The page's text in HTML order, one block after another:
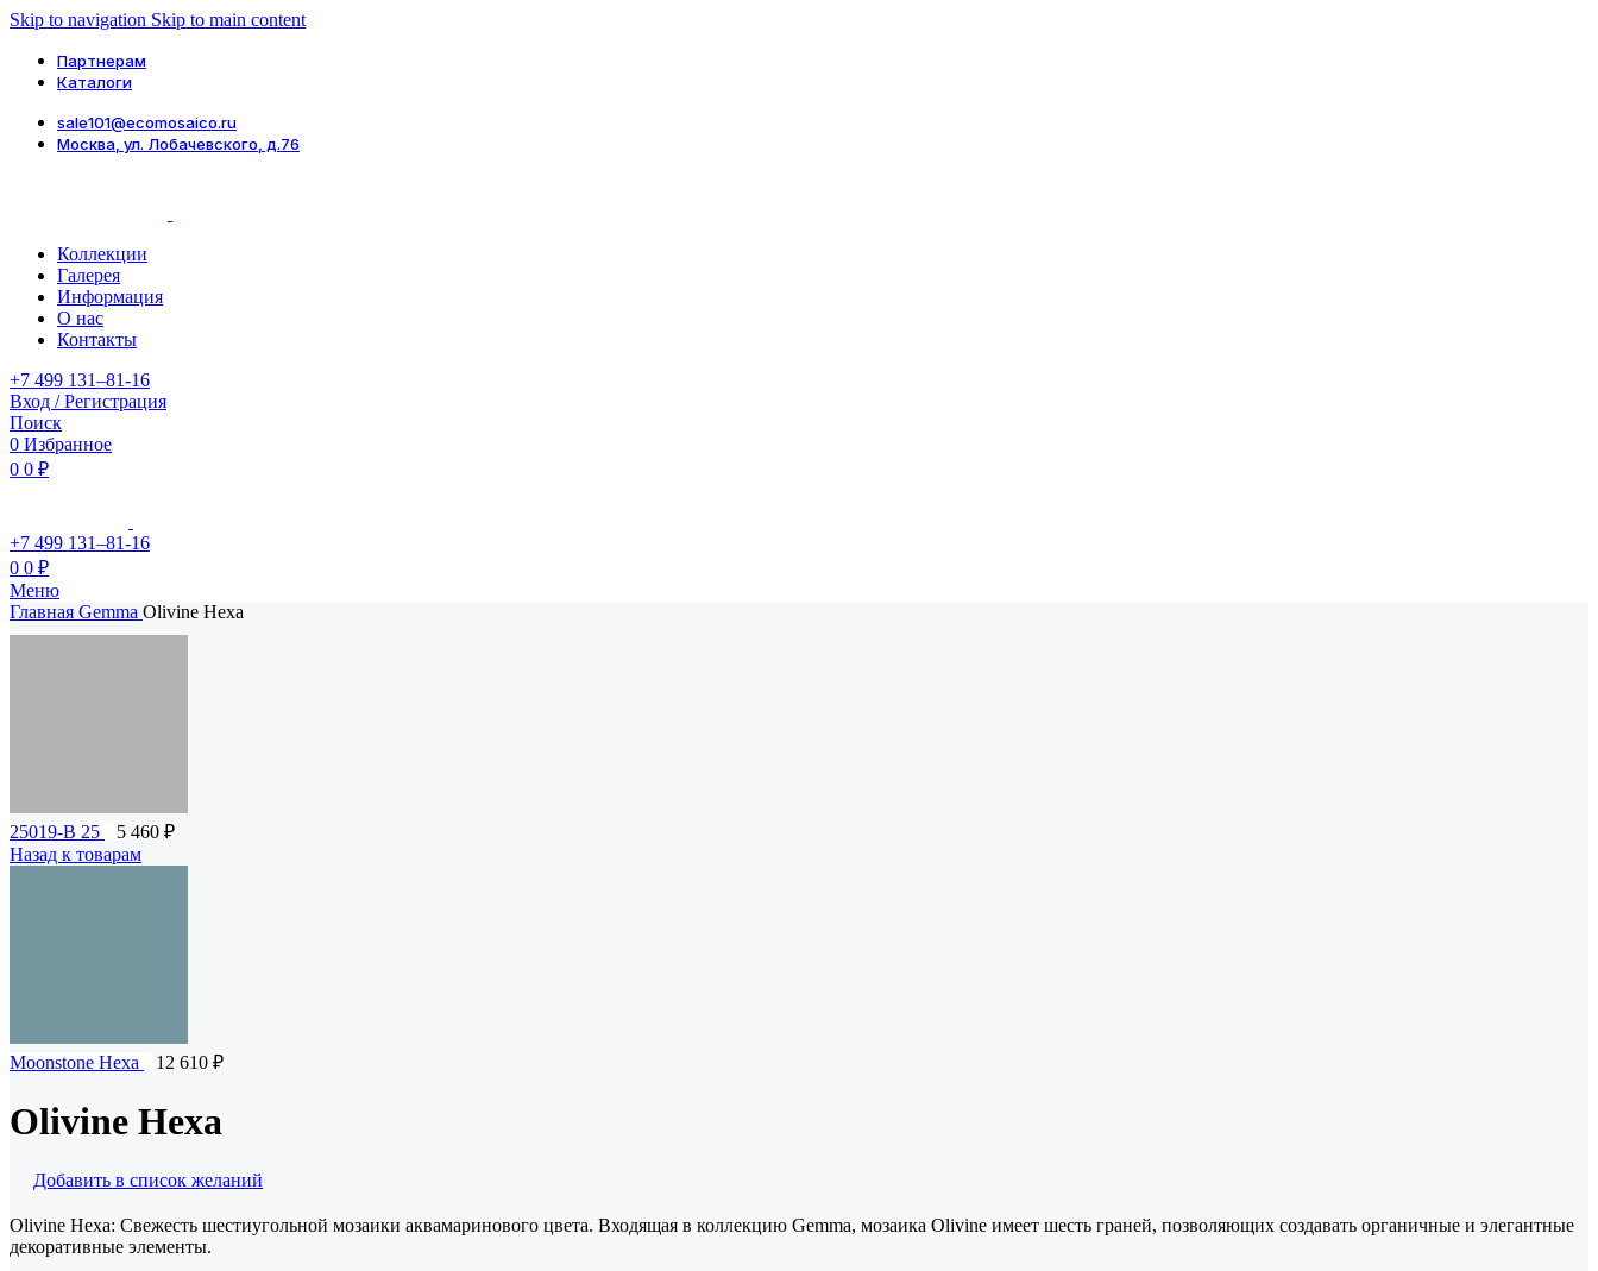
Skip to navigation Skip to main content
Партнерам
Каталоги
sale101@ecomosaico.ru
Москва, ул. Лобачевского, д.76
Коллекции
Галерея
Информация
О нас
Контакты
+7 499 131–81-16
Вход / Регистрация
Поиск
0 Избранное
0 0 ₽
+7 499 131–81-16
0 0 ₽
Меню
Главная Gemma Olivine Hexa
25019-B 25 5 460 ₽
Назад к товарам
Moonstone Hexa 12 610 ₽
Olivine Hexa
Добавить в список желаний
Olivine Hexa: Свежесть шестиугольной мозаики аквамаринового цвета. Входящая в коллекцию Gemma, мозаика Olivine имеет шесть граней, позволяющих создавать органичные и элегантные
декоративные элементы.